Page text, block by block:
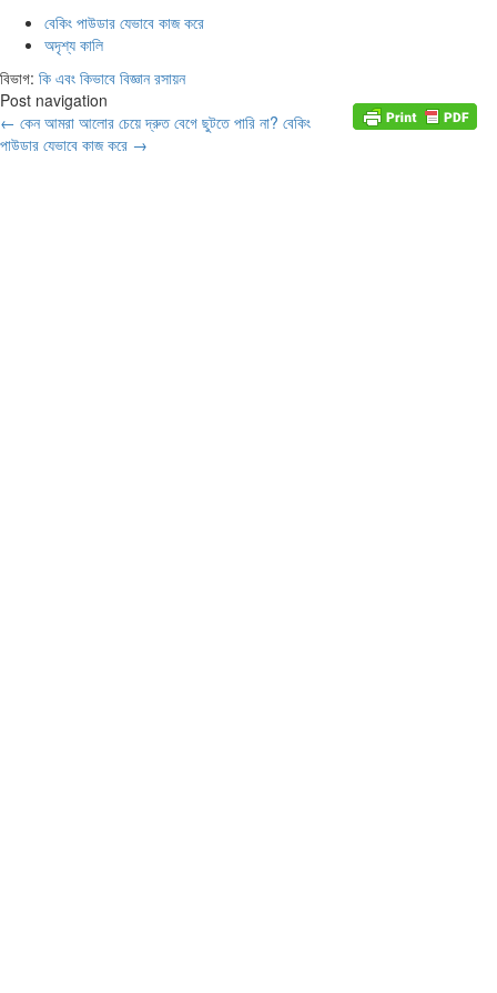
বেকিং পাউডার যেভাবে কাজ করে
অদৃশ্য কালি
বিভাগ: কি এবং কিভাবে বিজ্ঞান রসায়ন
Post navigation
← কেন আমরা আলোর চেয়ে দ্রুত বেগে ছুটতে পারি না? বেকিং
পাউডার যেভাবে কাজ করে →